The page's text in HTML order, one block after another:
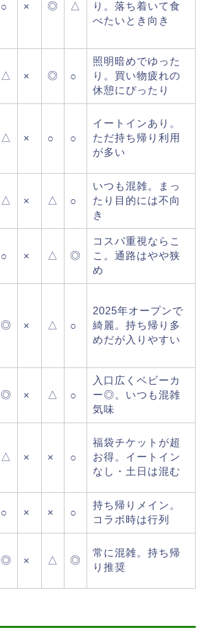
○ × ◎ △
り。落ち着いて食
べたいとき向き
△ × ◎ ○
照明暗めでゆった
り。買い物疲れの
休憩にぴったり
△ × ○ ○
イートインあり。
ただ持ち帰り利用
が多い
△ × △ ○
いつも混雑。まっ
たり目的には不向
き
○ × △ ◎
コスパ重視ならこ
こ。通路はやや狭
め
◎ × △ ○
2025年オープンで
綺麗。持ち帰り多
めだが入りやすい
◎ × △ ○
入口広くベビーカ
ー◎。いつも混雑
気味
△ × × ○
福袋チケットが超
お得。イートイン
なし・土日は混む
○ × × ○
持ち帰りメイン。
コラボ時は行列
◎ × △ ◎
常に混雑。持ち帰
り推奨